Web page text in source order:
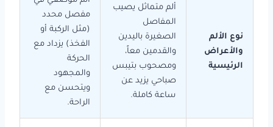
نوع الألم
والأعراض
الرئيسية
ألم متماثل يصيب
المفاصل
الصغيرة باليدين
والقدمين معاً،
ومصحوب بتيبس
صباحي يزيد عن
ساعة كاملة.
مفصل محدد
(مثل الركبة أو
الفخذ) يزداد مع
الحركة
والمجهود
ويتحسن مع
الراحة.